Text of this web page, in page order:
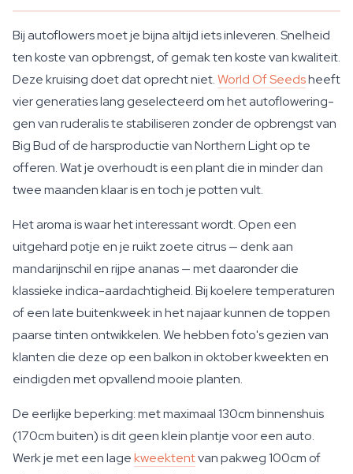
Bij autoflowers moet je bijna altijd iets inleveren. Snelheid
ten koste van opbrengst, of gemak ten koste van kwaliteit.
Deze kruising doet dat oprecht niet.World Of Seedsheeft
vier generaties lang geselecteerd om het autoflowering-
gen van ruderalis te stabiliseren zonder de opbrengst van
Big Bud of de harsproductie van Northern Light op te
offeren. Wat je overhoudt is een plant die in minder dan
twee maanden klaar is en toch je potten vult.
Het aroma is waar het interessant wordt. Open een
uitgehard potje en je ruikt zoete citrus — denk aan
mandarijnschil en rijpe ananas — met daaronder die
klassieke indica-aardachtigheid. Bij koelere temperaturen
of een late buitenkweek in het najaar kunnen de toppen
paarse tinten ontwikkelen. We hebben foto's gezien van
klanten die deze op een balkon in oktober kweekten en
eindigden met opvallend mooie planten.
De eerlijke beperking: met maximaal 130cm binnenshuis
(170cm buiten) is dit geen klein plantje voor een auto.
Werk je met een lagekweektentvan pakweg 100cm of